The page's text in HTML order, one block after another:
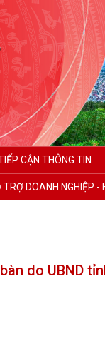
CẬN THÔNG TIN
TRỢ DOANH NGHIỆP -
do UBND